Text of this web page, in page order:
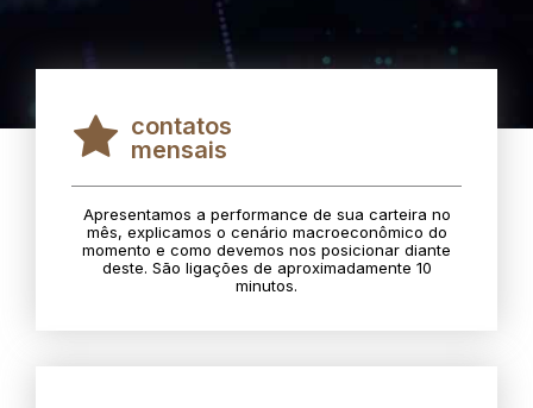
contatos
mensais
Apresentamos a performance de sua carteira no
mês, explicamos o cenário macroeconômico do
momento e como devemos nos posicionar diante
deste. São ligações de aproximadamente 10
minutos.